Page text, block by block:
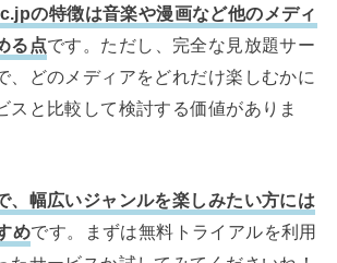
の特徴は音楽や漫画など他のメディ
る点です。ただし、完全な見放題サー
、どのメディアをどれだけ楽しむかに
スと比較して検討する価値がありま
、幅広いジャンルを楽しみたい方には
めです。まずは無料トライアルを利用